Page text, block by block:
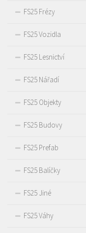
FS25 Frézy
FS25 Vozidla
FS25 Lesnictví
FS25 Nářadí
FS25 Objekty
FS25 Budovy
FS25 Prefab
FS25 Balíčky
FS25 Jiné
FS25 Váhy